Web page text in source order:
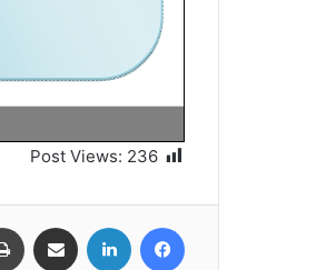
Post Views: 236
فيسبوك لينكدإن مشاركة عبر البريد